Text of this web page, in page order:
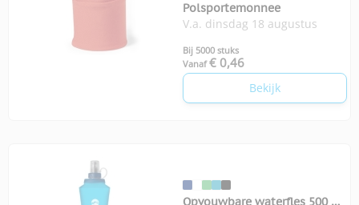
Polsportemonnee
V.a. dinsdag 18 augustus
Bij 5000 stuks
Vanaf € 0,46
Bekijk
Opvouwbare waterfles 500 ml